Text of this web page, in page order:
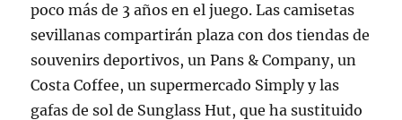
poco más de 3 años en el juego. Las camisetas
sevillanas compartirán plaza con dos tiendas de
souvenirs deportivos, un Pans & Company, un
Costa Coffee, un supermercado Simply y las
gafas de sol de Sunglass Hut, que ha sustituido